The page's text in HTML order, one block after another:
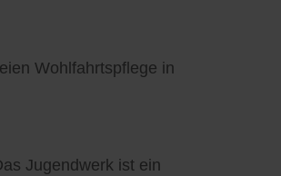
Wohlfahrtspflege in
Jugendwerk ist ein